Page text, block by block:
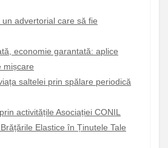
advertorial care să fie
economie garantată: aplice
mișcare
saltelei prin spălare periodică
activitățile Asociației CONIL
Elastice în Ținutele Tale